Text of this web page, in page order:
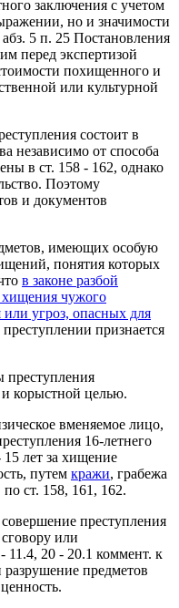
заключения с учетом
но и значимости
5 п. 25 Постановления
перед экспертизой
похищенного и
или культурной
состоит в
независимо от способа
в ст. 158 - 162, однако
Поэтому
и документов
имеющих особую
понятия которых
в законе разбой
хищения чужого
угроз, опасных для
признается
преступления
корыстной целью.
вменяемое лицо,
16-летнего
15 лет за хищение
путем кражи, грабежа
ст. 158, 161, 162.
преступления
или
11.4, 20 - 20.1 коммент. к
предметов